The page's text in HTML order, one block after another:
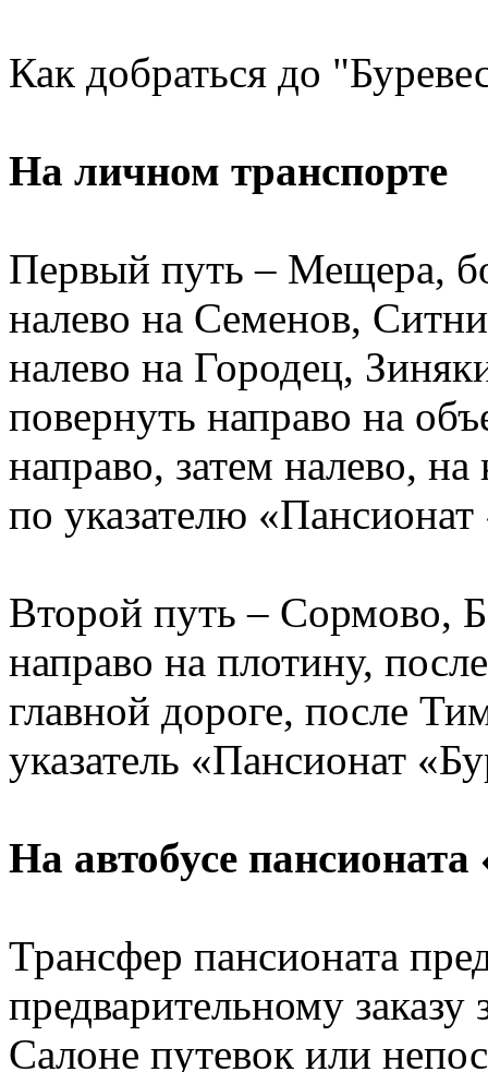
Как добраться до
На личном транспорте
Первый путь – Мещера,
налево на Семенов,
налево на Городец,
повернуть направо на
направо, затем налево,
по указателю «Пансионат
Второй путь – Сормово,
направо на плотину,
главной дороге, после
указатель «Пансионат
На автобусе пансионата
Трансфер пансионата
предварительному заказу
Салоне путевок или